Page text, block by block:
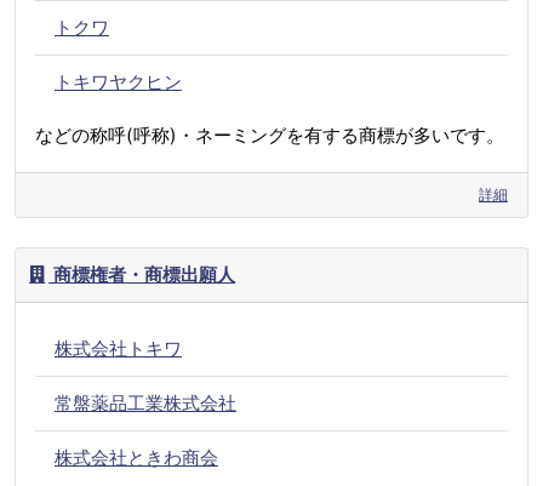
トクワ
トキワヤクヒン
などの称呼(呼称)・ネーミングを有する商標が多いです。
詳細
商標権者・商標出願人
株式会社トキワ
常盤薬品工業株式会社
株式会社ときわ商会